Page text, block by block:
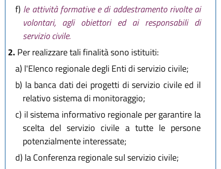
f) le attività formative e di addestramento rivolte ai
volontari, agli obiettori ed ai responsabili di
servizio civile.
2. Per realizzare tali finalità sono istituiti:
a) l'Elenco regionale degli Enti di servizio civile;
b) la banca dati dei progetti di servizio civile ed il
relativo sistema di monitoraggio;
c) il sistema informativo regionale per garantire la
scelta del servizio civile a tutte le persone
potenzialmente interessate;
d) la Conferenza regionale sul servizio civile;